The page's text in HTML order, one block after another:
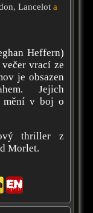
Lancelot a
Heffern)
vrací ze
je obsazen
Jejich
mění v boj o
thriller z
Morlet.